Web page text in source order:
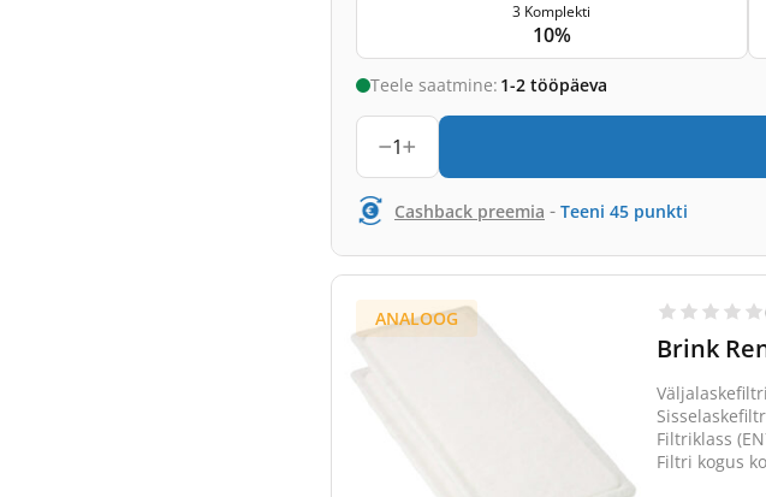
3 Komplekti
10%
Teele saatmine: 1-2 tööpäeva
1
Cashback preemia - Teeni 45 punkti
ANALOOG
Brink
Filtriklass
Filtri kogus